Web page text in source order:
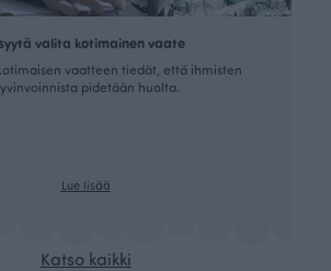
valita kotimainen vaate
vaatteen tiedät, että ihmisten
pidetään huolta.
Lue lisää
Katso kaikki